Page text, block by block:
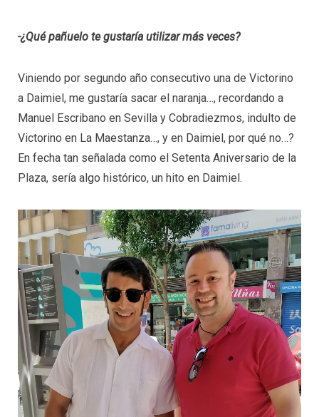
-¿Qué pañuelo te gustaría utilizar más veces?
Viniendo por segundo año consecutivo una de Victorino
a Daimiel, me gustaría sacar el naranja…, recordando a
Manuel Escribano en Sevilla y Cobradiezmos, indulto de
Victorino en La Maestanza…, y en Daimiel, por qué no…?
En fecha tan señalada como el Setenta Aniversario de la
Plaza, sería algo histórico, un hito en Daimiel.